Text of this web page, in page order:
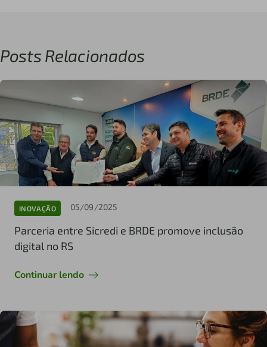
Posts Relacionados
INOVAÇÃO 05/09/2025
Parceria entre Sicredi e BRDE promove inclusão
digital no RS
Continuar lendo